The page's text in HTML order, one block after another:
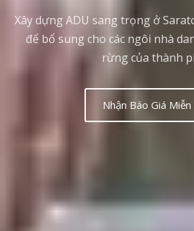
Xây dựng ADU sang trọng ở
để bổ sung cho các ngôi nhà
rừng của thành
Nhận Báo Giá Miễn